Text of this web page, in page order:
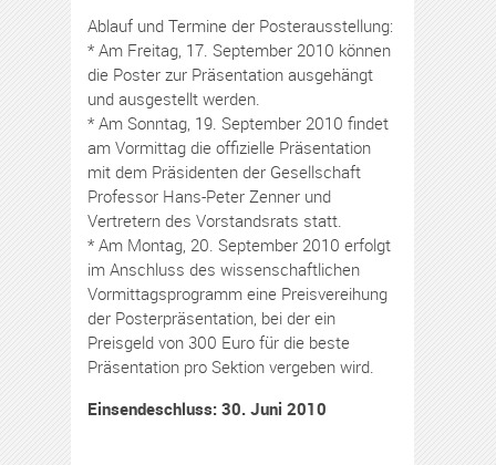
Ablauf und Termine der Posterausstellung:
* Am Freitag, 17. September 2010 können
die Poster zur Präsentation ausgehängt
und ausgestellt werden.
* Am Sonntag, 19. September 2010 findet
am Vormittag die offizielle Präsentation
mit dem Präsidenten der Gesellschaft
Professor Hans-Peter Zenner und
Vertretern des Vorstandsrats statt.
* Am Montag, 20. September 2010 erfolgt
im Anschluss des wissenschaftlichen
Vormittagsprogramm eine Preisvereihung
der Posterpräsentation, bei der ein
Preisgeld von 300 Euro für die beste
Präsentation pro Sektion vergeben wird.
Einsendeschluss: 30. Juni 2010